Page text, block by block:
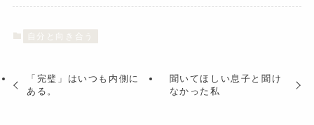
自分と向き合う
「完璧」はいつも内側に
ある。
聞いてほしい息子と聞け
なかった私